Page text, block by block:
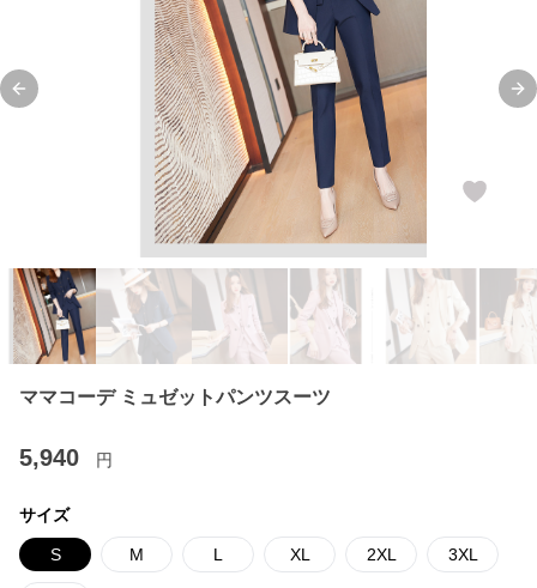
Previous slide
ママコーデ ミュゼットパンツスーツ
5,940 円
サイズ
S M L XL 2XL 3XL